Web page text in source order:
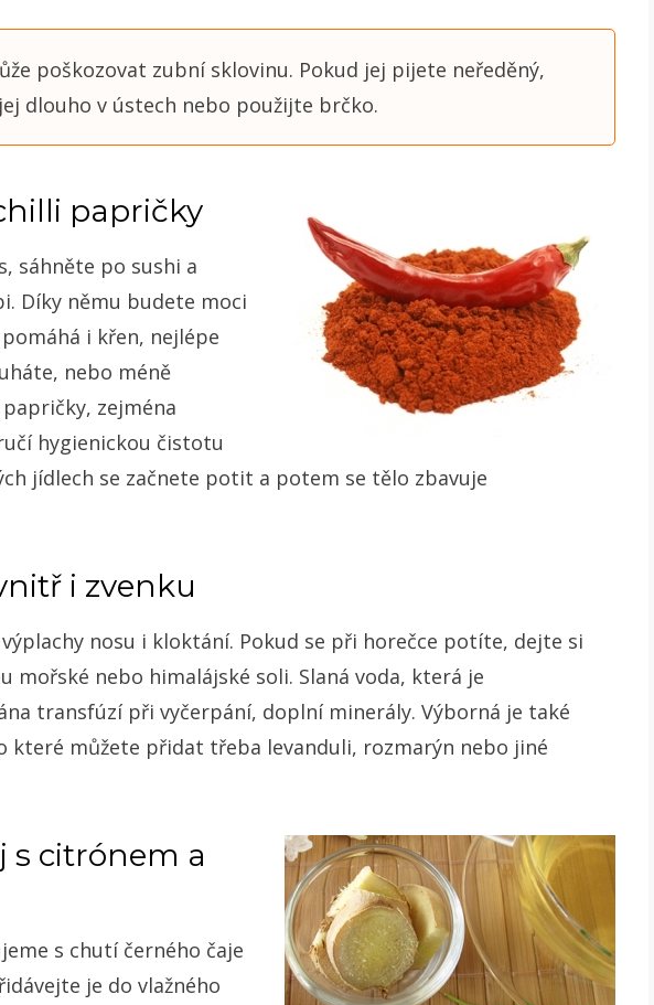
poškozovat zubní sklovinu. Pokud jej pijete neředěný,
dlouho v ústech nebo použijte brčko.
papričky
sáhněte po sushi a
Díky němu budete moci
i křen, nejlépe
nebo méně
zejména
hygienickou čistotu
jídlech se začnete potit a potem se tělo zbavuje
i zvenku
nosu i kloktání. Pokud se při horečce potíte, dejte si
mořské nebo himalájské soli. Slaná voda, která je
transfúzí při vyčerpání, doplní minerály. Výborná je také
které můžete přidat třeba levanduli, rozmarýn nebo jiné
s citrónem a
s chutí černého čaje
je do vlažného